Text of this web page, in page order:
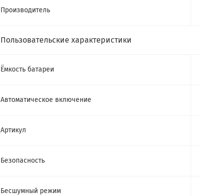
Производитель
Пользовательские характеристики
Ёмкость батареи
Автоматическое включение
Артикул
Безопасность
Бесшумный режим